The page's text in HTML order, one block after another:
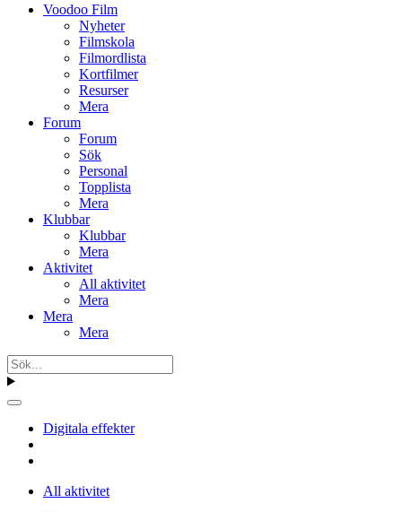
Voodoo Film
Nyheter
Filmskola
Filmordlista
Kortfilmer
Resurser
Mera
Forum
Forum
Sök
Personal
Topplista
Mera
Klubbar
Klubbar
Mera
Aktivitet
All aktivitet
Mera
Mera
Mera
Digitala effekter
All aktivitet